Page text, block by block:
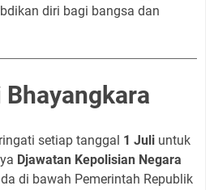
diri bagi bangsa dan
setiap tanggal 1 Juli untuk
Djawatan Kepolisian Negara
di bawah Pemerintah Republik